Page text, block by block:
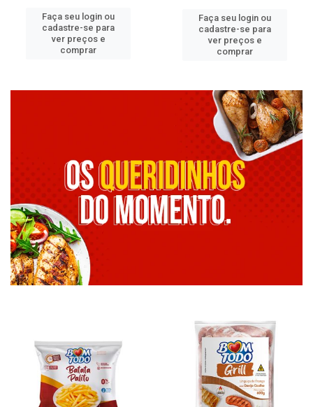
Faça seu login ou
cadastre-se para
ver preços e
comprar
Faça seu login ou
cadastre-se para
ver preços e
comprar